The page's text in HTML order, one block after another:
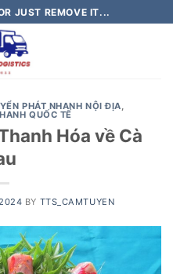
JUST REMOVE IT...
PHÁT NHANH NỘI ĐỊA,
QUỐC TẾ
Hóa về Cà
BY TTS_CAMTUYEN